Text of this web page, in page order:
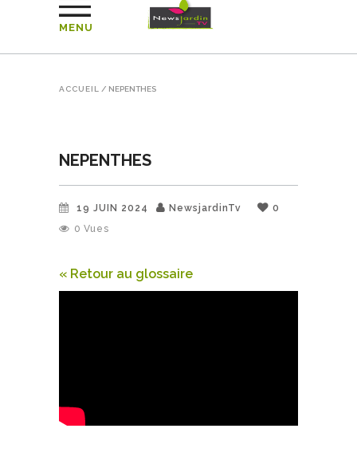
MENU
ACCUEIL / NEPENTHES
NEPENTHES
19 JUIN 2024 NewsjardinTv
0
0 Vues
« Retour au glossaire